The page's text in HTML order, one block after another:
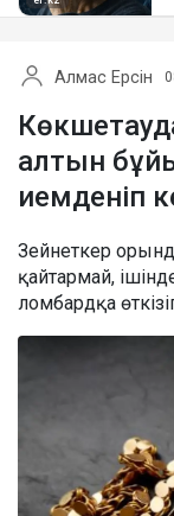
Алмас Ерсін
алтын
иемденіп
Зейнеткер
қайтармай,
ломбардқа